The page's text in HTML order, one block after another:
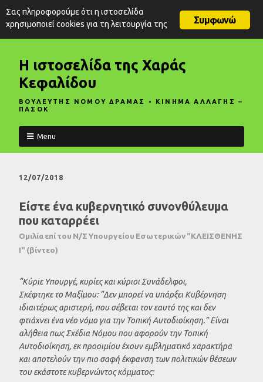
Η ιστοσελίδα της Χαράς
Κεφαλίδου
ΒΟΥΛΕΥΤΗΣ ΝΟΜΟΥ ΔΡΑΜΑΣ • ΚΙΝΗΜΑ ΑΛΛΑΓΗΣ –
ΠΑΣΟΚ
Menu
12/07/2018
Είστε ένα κυβερνητικό συνονθύλευμα
που καταρρέει
Ομιλία επί του Ν/Σ Υπουργείου Εσωτερικών "ΚΛΕΙΣΘΕΝΗΣ
Ι" (βίντεο)
“Κύριε Υπουργέ, κυρίες και κύριοι Συνάδελφοι,
Σκέφτηκε το Μαξίμου: “Δεν μπορεί να υπάρξει Κυβέρνηση
ιδιαιτέρως αριστερή, που σέβεται τον εαυτό της και δεν
φτιάχνει ένα νέο νόμο για την Τοπική Αυτοδιοίκηση.” Είναι
αλήθεια πως Σχέδια Νόμου που αφορούν την Τοπική
Αυτοδιοίκηση, εκ προοιμίου έχουν εμβληματικό χαρακτήρα
και αποτελούν την πιο σαφή έκφανση των πολιτικών θέσεων
του εκάστοτε κυβερνώντος κόμματος:
Συμφωνώ
Σας πληροφορούμε ότι η ιστοσελίδα
χρησιμοποιεί cookies για τη λειτουργία της